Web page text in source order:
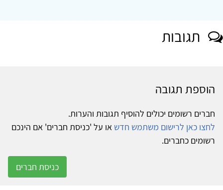
תגובות
הוספת תגובה
חברים רשומים יכולים להוסיף תגובות והערות.
לחצו כאן לרישום משתמש חדש או על 'כניסת חברים' אם הינכם
רשומים כחברים.
כניסת חברים